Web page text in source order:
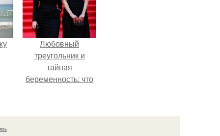
Любовный
треугольник и
тайная
беременность: что
Михалкова?